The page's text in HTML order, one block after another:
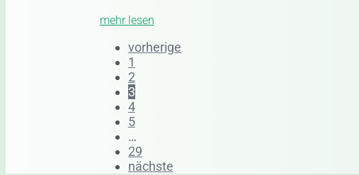
mehr lesen
vorherige
1
2
3
4
5
…
29
nächste